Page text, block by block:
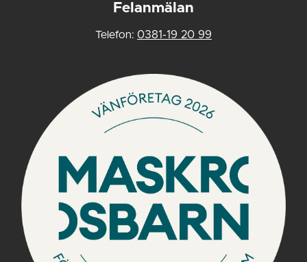
Felanmälan
Telefon: 0381-19 20 99